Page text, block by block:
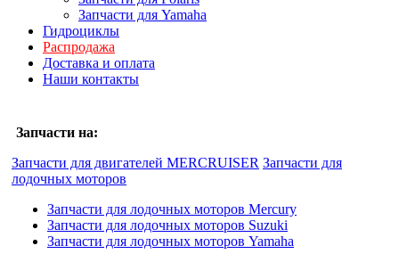
Запчасти для Yamaha
Гидроциклы
Распродажа
Доставка и оплата
Наши контакты
Запчасти на:
Запчасти для двигателей MERCRUISER Запчасти для
лодочных моторов
Запчасти для лодочных моторов Mercury
Запчасти для лодочных моторов Suzuki
Запчасти для лодочных моторов Yamaha